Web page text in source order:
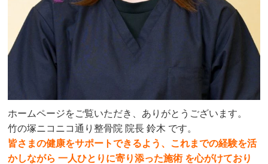
ホームページをご覧いただき、ありがとうございます。
竹の塚ニコニコ通り整骨院 院長 鈴木 です。
皆さまの健康をサポートできるよう、これまでの経験を活
かしながら 一人ひとりに寄り添った施術 を心がけており